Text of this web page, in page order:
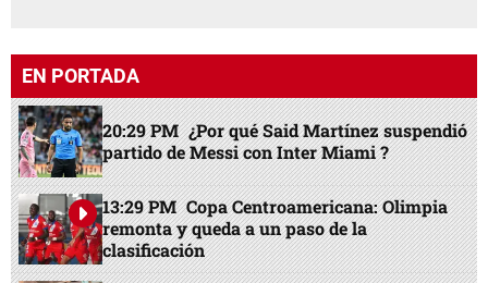
EN PORTADA
20:29 PM ¿Por qué Said Martínez suspendió
partido de Messi con Inter Miami ?
13:29 PM Copa Centroamericana: Olimpia
remonta y queda a un paso de la
clasificación